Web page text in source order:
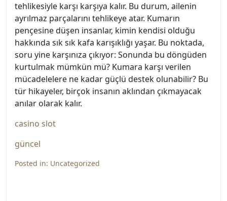
tehlikesiyle karşı karşıya kalır. Bu durum, ailenin
ayrılmaz parçalarını tehlikeye atar. Kumarın
pençesine düşen insanlar, kimin kendisi olduğu
hakkında sık sık kafa karışıklığı yaşar. Bu noktada,
soru yine karşınıza çıkıyor: Sonunda bu döngüden
kurtulmak mümkün mü? Kumara karşı verilen
mücadelelere ne kadar güçlü destek olunabilir? Bu
tür hikayeler, birçok insanın aklından çıkmayacak
anılar olarak kalır.
casino slot
güncel
Posted in: Uncategorized